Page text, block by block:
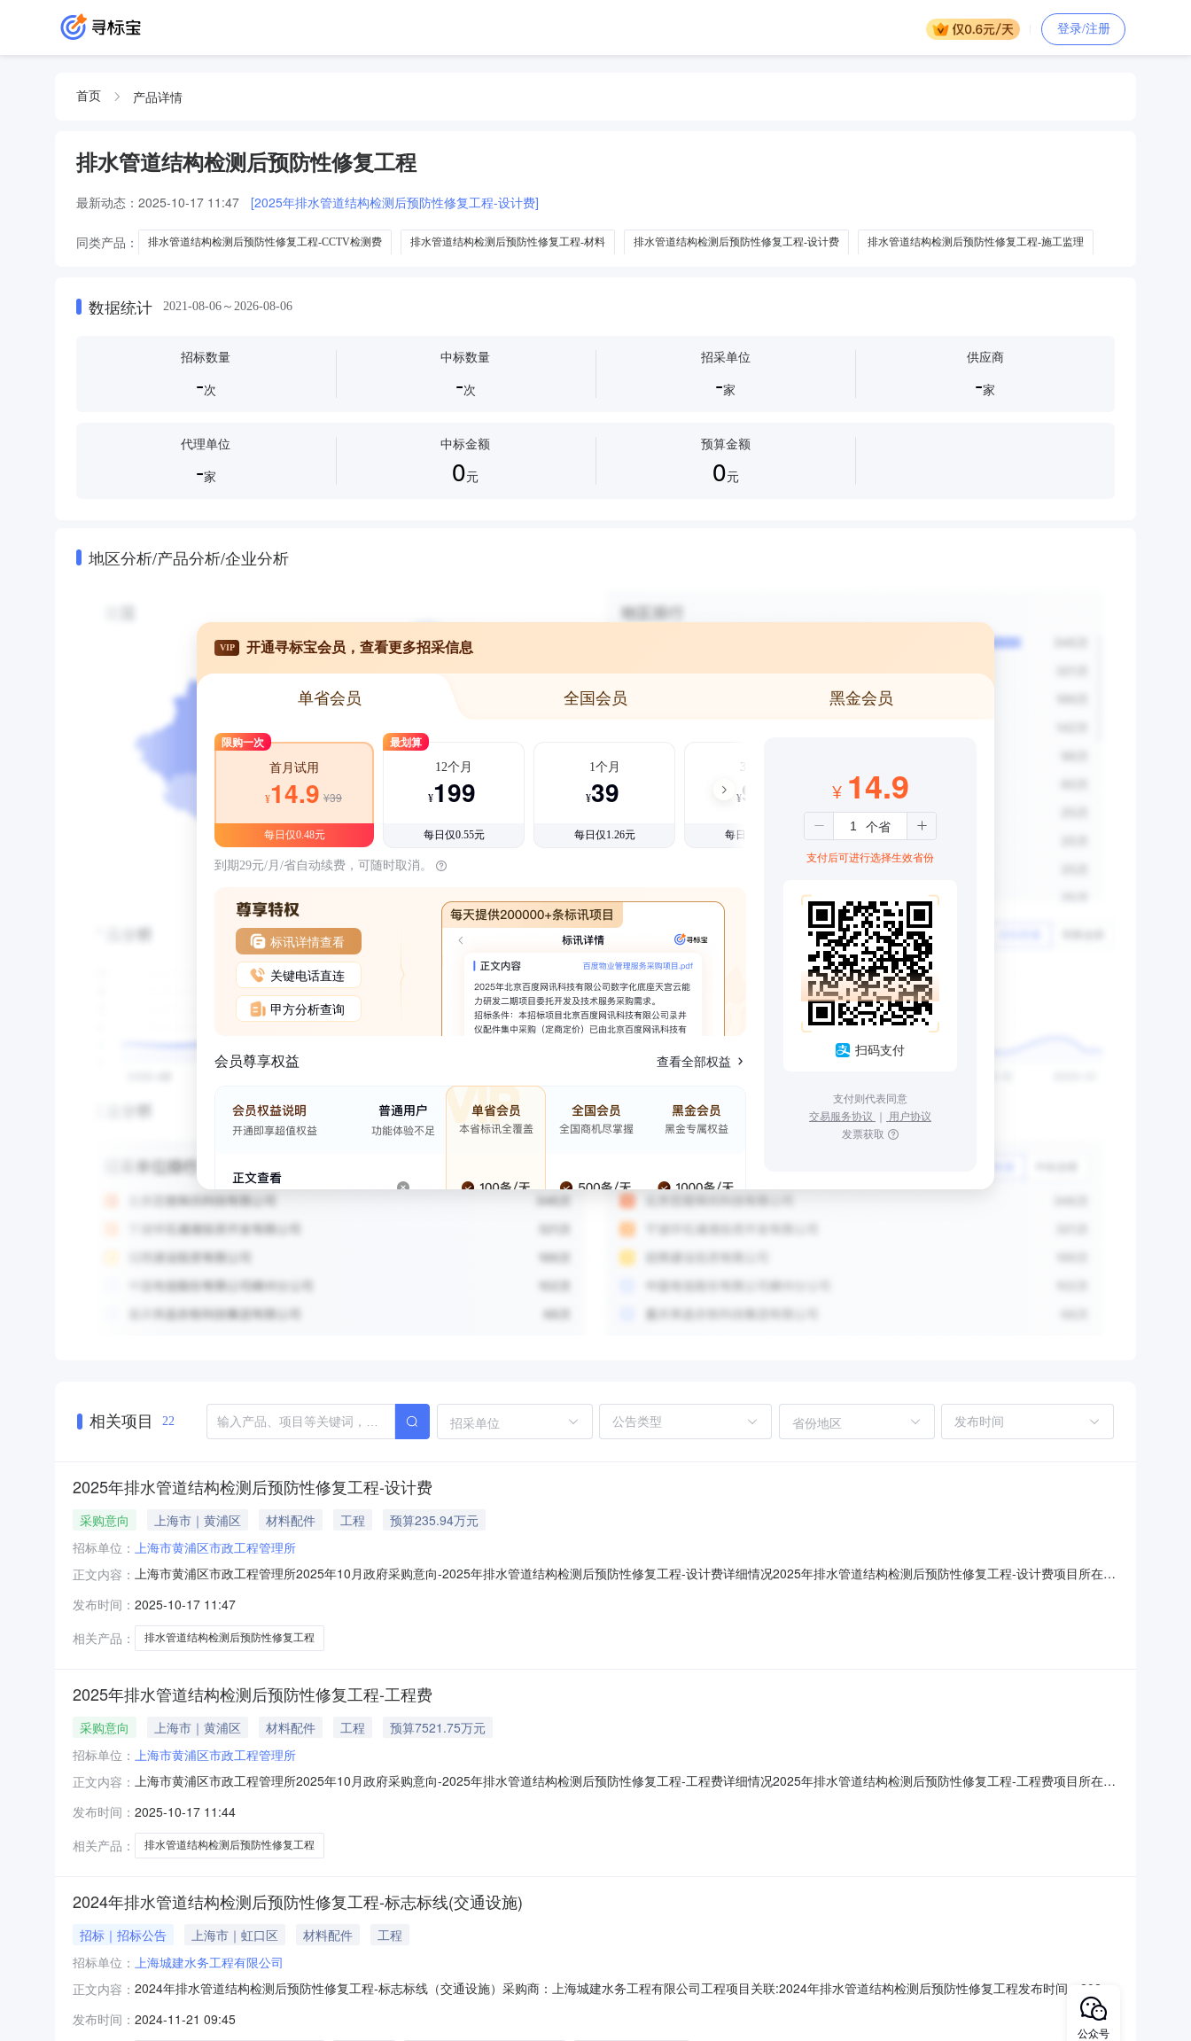
登录/注册
首页 产品详情
排水管道结构检测后预防性修复工程
最新动态： 2025-10-17 11:47 [2025年排水管道结构检测后预防性修复工程-设计费]
同类产品： 排水管道结构检测后预防性修复工程-CCTV检测费 排水管道结构检测后预防性修复工程-材料 排水管道结构检测后预防性修复工程-设计费 排水管道结构检测后预防性修复工程-施工监理
数据统计 2021-08-06～2026-08-06
招标数量
-次
中标数量
-次
招采单位
-家
供应商
-家
代理单位
-家
中标金额
0元
预算金额
0元
地区分析/产品分析/企业分析
VIP 开通寻标宝会员，查看更多招采信息
单省会员 全国会员 黑金会员
限购一次
首月试用
¥14.9 ¥39
每日仅0.48元
最划算
12个月
¥199
每日仅0.55元
1个月
¥39
每日仅1.26元
3个月
¥99
每日仅1.08元
到期29元/月/省自动续费，可随时取消。
标讯详情查看
关键电话直连
甲方分析查询
会员尊享权益 查看全部权益
¥ 14.9
支付后可进行选择生效省份
扫码支付
支付则代表同意
交易服务协议 ｜ 用户协议
发票获取
相关项目 22 招采单位 省份地区
2025年排水管道结构检测后预防性修复工程-设计费
采购意向 上海市｜黄浦区 材料配件 工程
预算235.94万元
招标单位： 上海市黄浦区市政工程管理所
正文内容： 上海市黄浦区市政工程管理所2025年10月政府采购意向-2025年排水管道结构检测后预防性修复工程-设计费详细情况2025年排水管道结构检测后预防性修复工程-设计费项目所在采
额：235.940000万元(人民币)采购品目：采购需求概况：2025年排水管道结构检测后预防性修复工程-设计费预
发布时间： 2025-10-17 11:47
相关产品：
排水管道结构检测后预防性修复工程
2025年排水管道结构检测后预防性修复工程-工程费
采购意向 上海市｜黄浦区 材料配件 工程
预算7521.75万元
招标单位： 上海市黄浦区市政工程管理所
正文内容： 上海市黄浦区市政工程管理所2025年10月政府采购意向-2025年排水管道结构检测后预防性修复工程-工程费详细情况2025年排水管道结构检测后预防性修复工程-工程费项目所在采
额：7521.750000万元(人民币)采购品目：采购需求概况：2025年排水管道结构检测后预防性修复工程-工程费
发布时间： 2025-10-17 11:44
相关产品：
排水管道结构检测后预防性修复工程
2024年排水管道结构检测后预防性修复工程-标志标线(交通设施)
招标｜招标公告 上海市｜虹口区 材料配件
工程
招标单位： 上海城建水务工程有限公司
正文内容： 2024年排水管道结构检测后预防性修复工程-标志标线（交通设施）采购商：上海城建水务工程有限公司工程项目关联:2024年排水管道结构检测后预防性修复工程发布时间：2024-
10-1409:46发布于上海市分包产品招标内容特征描述单位数量2024年排水管道预防性修复-标志标线（交通设施）2024年排水管道预防性修复-标志标线（交通设施）项1.0已报价供
应商报价时间供应商名称所在地区2024-10-1511:02:14上海****公司上海市2024-10-1411:58:33上海****公司上海2024-10-1410
发布时间： 2024-11-21 09:45
公众号